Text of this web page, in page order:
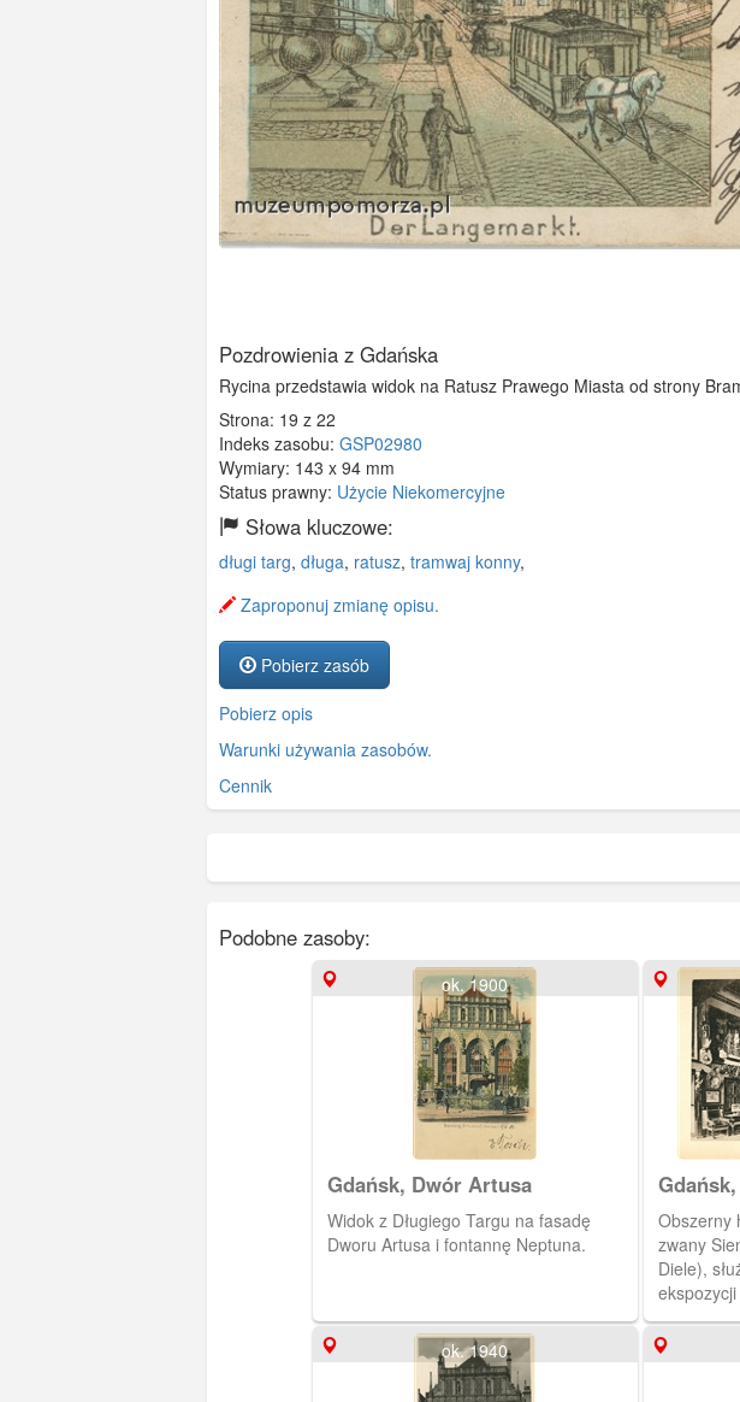
Pozdrowienia z Gdańska
Rycina przedstawia widok na Ratusz Prawego Miasta od strony
Strona: 19 z 22
Indeks zasobu: GSP02980
Wymiary: 143 x 94 mm
Status prawny: Użycie Niekomercyjne
Słowa kluczowe:
długi targ, długa, ratusz, tramwaj konny,
Zaproponuj zmianę opisu.
Pobierz zasób
Pobierz opis
Warunki używania zasobów.
Cennik
Podobne zasoby:
ok. 1900
Gdańsk, Dwór Artusa
Widok z Długiego Targu na fasadę
Dworu Artusa i fontannę Neptuna.
Obszerny
zwany
Diele),
pochodzących z
albumu
ok. 1940